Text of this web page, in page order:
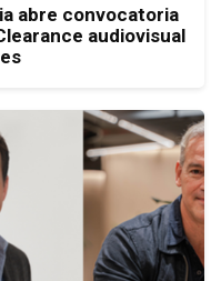
abre convocatoria
audiovisual